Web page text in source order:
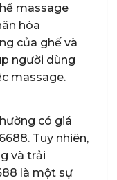
massage
hóa
của ghế và
người dùng
massage.
có giá
Tuy nhiên,
và trải
là một sự